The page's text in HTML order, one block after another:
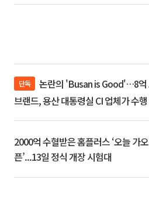
단독
브랜드, 용산 대통령실 CI 업체가 수행
2000억 수혈받은 홈플러스 ‘오늘 가오
픈’...13일 정식 개장 시험대